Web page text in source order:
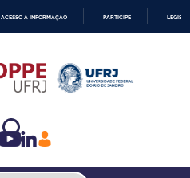
CONTEÚDO
ACESSO À INFORMAÇÃO PARTICIPE